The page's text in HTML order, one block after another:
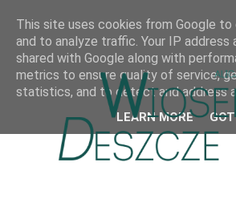
This site uses cookies from Google
and to analyze traffic. Your IP address
shared with Google along with
metrics to ensure quality of service,
statistics, and to detect and address
LEARN MORE